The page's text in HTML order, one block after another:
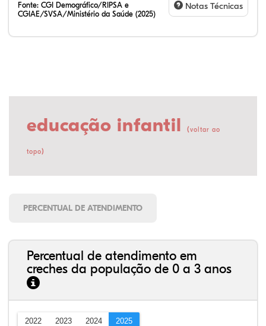
Fonte: CGI Demográfico/RIPSA e
CGIAE/SVSA/Ministério da Saúde (2025)
Notas Técnicas
educação infantil (voltar ao
topo)
PERCENTUAL DE ATENDIMENTO
Percentual de atendimento em
creches da população de 0 a 3 anos
2022 2023 2024 2025